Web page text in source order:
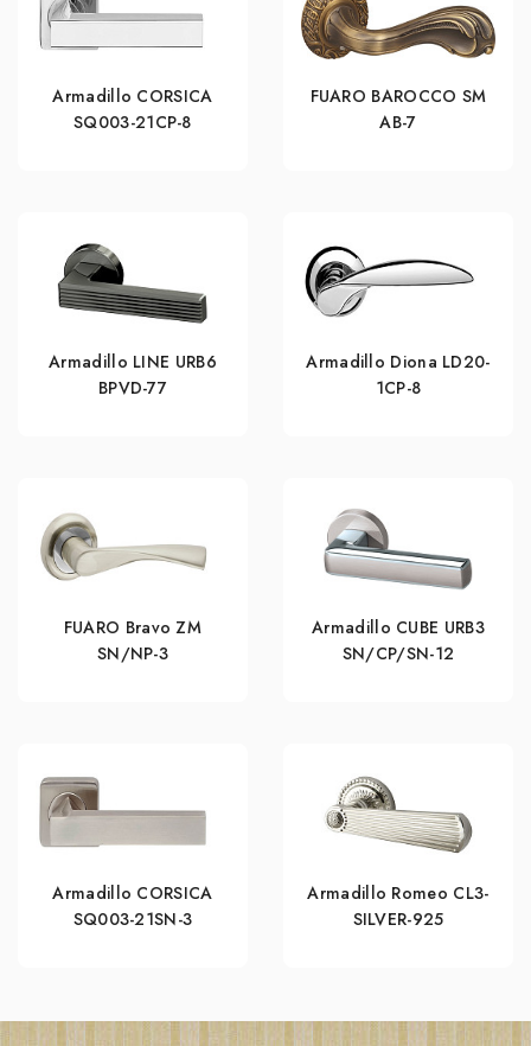
Armadillo CORSICA
SQ003-21CP-8
FUARO BAROCCO SM
AB-7
Armadillo LINE URB6
BPVD-77
Armadillo Diona LD20-
1CP-8
FUARO Bravo ZM
SN/NP-3
Armadillo CUBE URB3
SN/CP/SN-12
Armadillo CORSICA
SQ003-21SN-3
Armadillo Romeo CL3-
SILVER-925